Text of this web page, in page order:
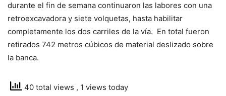
durante el fin de semana continuaron las labores con una
retroexcavadora y siete volquetas, hasta habilitar
completamente los dos carriles de la vía. En total fueron
retirados 742 metros cúbicos de material deslizado sobre
la banca.
40 total views , 1 views today